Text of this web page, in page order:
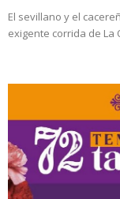
El sevillano y el
exigente corrida de La